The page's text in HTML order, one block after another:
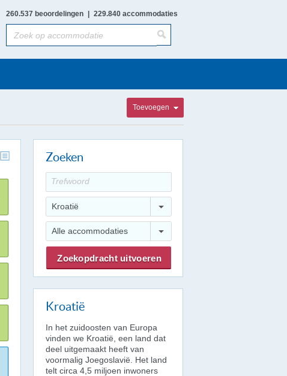
260.537 beoordelingen 229.840 accommodaties
Toevoegen
Zoeken
Kroatië
Alle accommodaties
Kroatië
In het zuidoosten van Europa
vinden we Kroatië, een land dat
deel uitgemaakt heeft van
voormalig Joegoslavië. Het land
telt circa 4,5 miljoen inwoners